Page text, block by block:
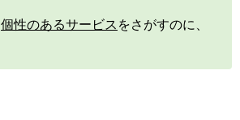
個性のあるサービス をさがすのに、